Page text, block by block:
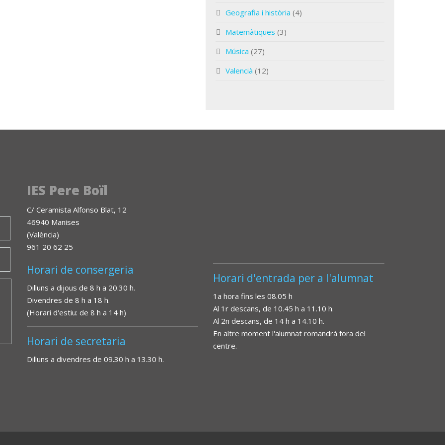
Geografia i història (4)
Matemàtiques (3)
Música (27)
Valencià (12)
IES Pere Boïl
C/ Ceramista Alfonso Blat, 12
46940 Manises
(València)
961 20 62 25
Horari de consergeria
Dilluns a dijous de 8 h a 20.30 h.
Divendres de 8 h a 18 h.
(Horari d'estiu: de 8 h a 14 h)
Horari de secretaria
Dilluns a divendres de 09.30 h a 13.30 h.
Horari d'entrada per a l'alumnat
1a hora fins les 08.05 h
Al 1r descans, de 10.45 h a 11.10 h.
Al 2n descans, de 14 h a 14.10 h.
En altre moment l'alumnat romandrà fora del
centre.